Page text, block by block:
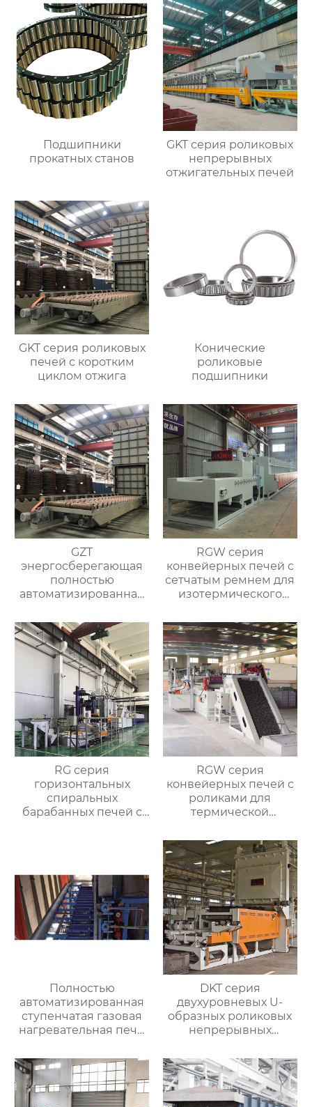
Подшипники
прокатных станов
GKT серия роликовых
непрерывных
отжигательных печей
GKT серия роликовых
печей с коротким
циклом отжига
Конические
роликовые
подшипники
GZT
энергосберегающая
полностью
автоматизированная
контролируемой
атмосферой
RGW серия
конвейерных печей с
сетчатым ремнем для
изотермического
непрерывном
процессе
RG серия
горизонтальных
спиральных
барабанных печей с
RGW серия
конвейерных печей с
роликами для
термической
Полностью
автоматизированная
ступенчатая газовая
нагревательная печь,
автоматизированная
газовая
нагревательная печь
для ковки
DKT серия
двухуровневых U-
образных роликовых
непрерывных